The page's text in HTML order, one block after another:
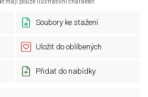
mají pouze ilustrativní charakter.
Soubory ke stažení
Uložit do oblíbených
Přidat do nabídky